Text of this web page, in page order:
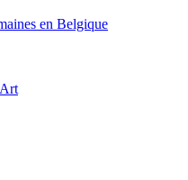
en Belgique